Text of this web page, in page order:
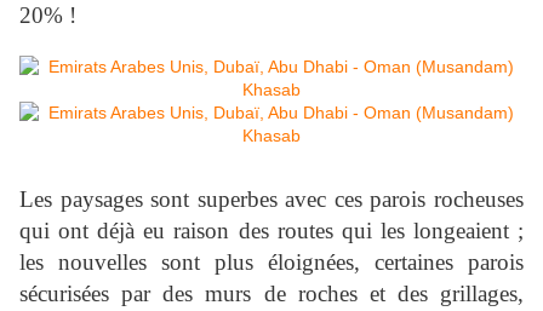
20% !
Les paysages sont superbes avec ces parois rocheuses
qui ont déjà eu raison des routes qui les longeaient ;
les nouvelles sont plus éloignées, certaines parois
sécurisées par des murs de roches et des grillages,